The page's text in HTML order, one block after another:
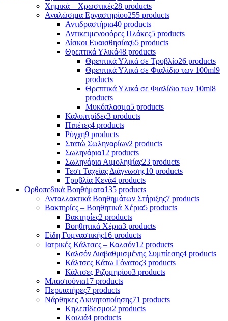
Χημικά – Χρωστικές28 products
Αναλώσιμα Εργαστηρίου255 products
Αντιδραστήρια40 products
Αντικειμενοφόρες Πλάκες5 products
Δίσκοι Ευαισθησίας65 products
Θρεπτικά Υλικά48 products
Θρεπτικά Υλικά σε Τρυβλίο26 products
Θρεπτικά Υλικά σε Φιαλίδιο των 100ml9
products
Θρεπτικά Υλικά σε Φιαλίδιο των 10ml8
products
Μυκόπλασμα5 products
Καλυπτρίδες3 products
Πιπέτες4 products
Ρύγχη9 products
Στατώ Σωληναρίων2 products
Σωληνάρια12 products
Σωληνάρια Αιμοληψίας23 products
Τεστ Ταχείας Διάγνωσης10 products
Τρυβλία Κενά4 products
Ορθοπεδικά Βοηθήματα135 products
Ανταλλακτικά Βοηθημάτων Στήριξης7 products
Βακτηρίες – Βοηθητικά Χέρια5 products
Βακτηρίες2 products
Βοηθητικά Χέρια3 products
Είδη Γυμναστικής16 products
Ιατρικές Κάλτσες – Καλσόν12 products
Καλσόν Διαβαθμισμένης Συμπίεσης4 products
Κάλτσες Κάτω Γόνατος3 products
Κάλτσες Ριζομηρίου3 products
Μπαστούνια17 products
Περιπατήρες7 products
Νάρθηκες Ακινητοποίησης71 products
Κηλεπίδεσμοι2 products
Κοιλιά4 products